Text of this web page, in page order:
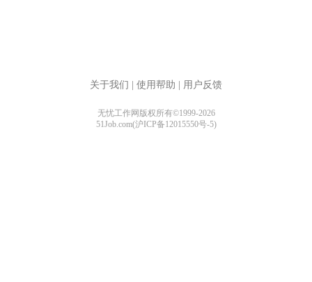
关于我们 使用帮助 用户反馈
无忧工作网版权所有©1999-2026
51Job.com(沪ICP备12015550号-5)